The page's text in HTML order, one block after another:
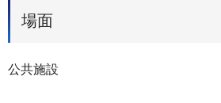
場面
公共施設